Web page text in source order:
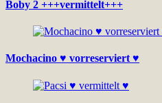
Boby 2 +++vermittelt+++
Mochacino ♥ vorreserviert ♥